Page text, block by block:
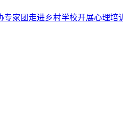
家团走进乡村学校开展心理培训